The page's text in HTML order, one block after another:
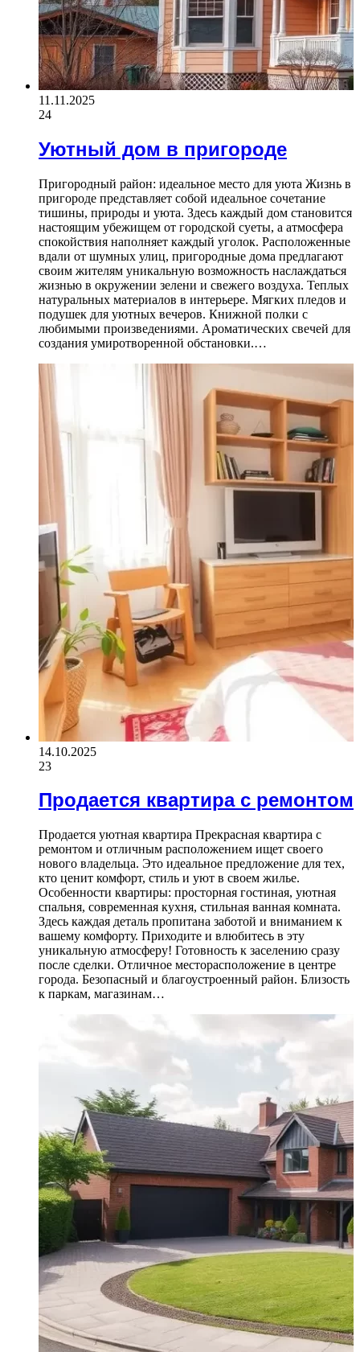
11.11.2025
24
Уютный дом в пригороде
Пригородный район: идеальное место для уюта Жизнь в
пригороде представляет собой идеальное сочетание
тишины, природы и уюта. Здесь каждый дом становится
настоящим убежищем от городской суеты, а атмосфера
спокойствия наполняет каждый уголок. Расположенные
вдали от шумных улиц, пригородные дома предлагают
своим жителям уникальную возможность наслаждаться
жизнью в окружении зелени и свежего воздуха. Теплых
натуральных материалов в интерьере. Мягких пледов и
подушек для уютных вечеров. Книжной полки с
любимыми произведениями. Ароматических свечей для
создания умиротворенной обстановки.…
14.10.2025
23
Продается квартира с ремонтом
Продается уютная квартира Прекрасная квартира с
ремонтом и отличным расположением ищет своего
нового владельца. Это идеальное предложение для тех,
кто ценит комфорт, стиль и уют в своем жилье.
Особенности квартиры: просторная гостиная, уютная
спальня, современная кухня, стильная ванная комната.
Здесь каждая деталь пропитана заботой и вниманием к
вашему комфорту. Приходите и влюбитесь в эту
уникальную атмосферу! Готовность к заселению сразу
после сделки. Отличное месторасположение в центре
города. Безопасный и благоустроенный район. Близость
к паркам, магазинам…